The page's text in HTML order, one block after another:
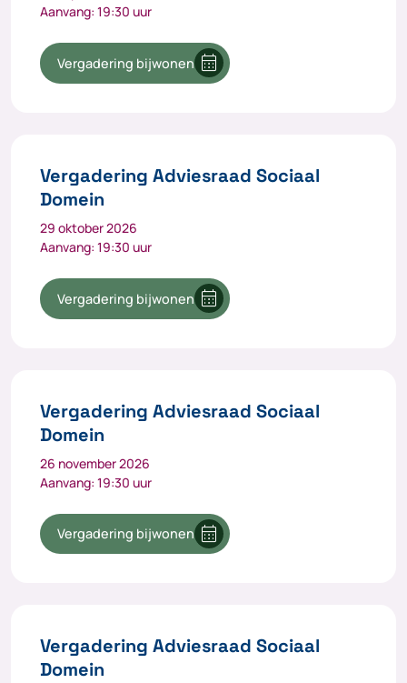
Aanvang: 19:30 uur
Vergadering bijwonen calendar_month
Vergadering Adviesraad Sociaal
Domein
29 oktober 2026
Aanvang: 19:30 uur
Vergadering bijwonen calendar_month
Vergadering Adviesraad Sociaal
Domein
26 november 2026
Aanvang: 19:30 uur
Vergadering bijwonen calendar_month
Vergadering Adviesraad Sociaal
Domein